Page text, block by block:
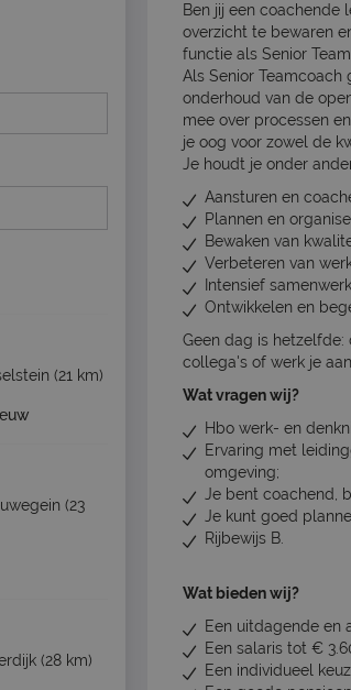
(21 km)
(23
(28 km)
Ben jij een coachende
overzicht te bewaren
functie als Senior
Als Senior
onderhoud van de
mee over processen
je oog voor zowel de
Je houdt je onder
Aansturen en
Plannen en
Bewaken van
Verbeteren van
Intensief
Ontwikkelen en
Geen dag is
collega's of werk je
Wat vragen wij?
Hbo werk- en
Ervaring met
omgeving;
Je bent coachend,
Je kunt goed
Rijbewijs B.
Wat bieden wij?
Een uitdagende en
Een salaris tot €
Een individueel